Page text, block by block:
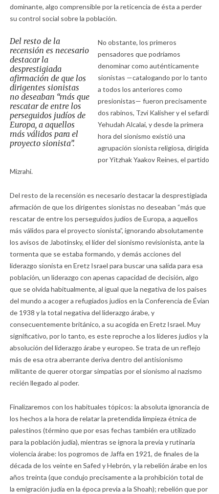
dominante, algo comprensible por la reticencia de ésta a perder
su control social sobre la población.
Del resto de la
recensión es necesario
destacar la
desprestigiada
afirmación de que los
dirigentes sionistas
no deseaban “más que
rescatar de entre los
perseguidos judíos de
Europa, a aquellos
más válidos para el
proyecto sionista”.
No obstante, los primeros
pensadores que podríamos
denominar como auténticamente
sionistas —catalogando por lo tanto
a todos los anteriores como
presionistas— fueron precisamente
dos rabinos, Tzvi Kalisher y el sefardí
Yehudah Alcalai, y desde la primera
hora del sionismo existió una
agrupación sionista religiosa, dirigida
por Yitzhak Yaakov Reines, el partido
Mizrahi.
Del resto de la recensión es necesario destacar la desprestigiada
afirmación de que los dirigentes sionistas no deseaban “más que
rescatar de entre los perseguidos judíos de Europa, a aquellos
más válidos para el proyecto sionista”, ignorando absolutamente
los avisos de Jabotinsky, el líder del sionismo revisionista, ante la
tormenta que se estaba formando, y demás acciones del
liderazgo sionista en Eretz Israel para buscar una salida para esa
población, un liderazgo con apenas capacidad de decisión, algo
que se olvida habitualmente, al igual que la negativa de los países
del mundo a acoger a refugiados judíos en la Conferencia de Évian
de 1938 y la total negativa del liderazgo árabe, y
consecuentemente británico, a su acogida en Eretz Israel. Muy
significativo, por lo tanto, es este reproche a los líderes judíos y la
absolución del liderazgo árabe y europeo. Se trata de un reflejo
más de esa otra aberrante deriva dentro del antisionismo
militante de querer otorgar simpatías por el sionismo al nazismo
recién llegado al poder.
Finalizaremos con los habituales tópicos: la absoluta ignorancia de
los hechos a la hora de relatar la pretendida limpieza étnica de
palestinos (término que por esas fechas también era utilizado
para la población judía), mientras se ignora la previa y rutinaria
violencia árabe: los pogromos de Jaffa en 1921, de finales de la
década de los veinte en Safed y Hebrón, y la rebelión árabe en los
años treinta (que condujo precisamente a la prohibición total de
la emigración judía en la época previa a la Shoah); rebelión que por